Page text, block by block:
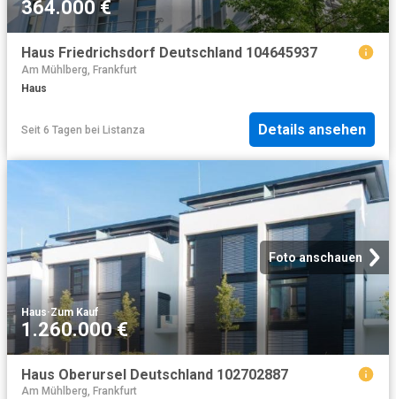
364.000 €
Haus Friedrichsdorf Deutschland 104645937
Am Mühlberg, Frankfurt
Haus
Seit 6 Tagen bei Listanza Details ansehen
Foto anschauen
Haus·Zum Kauf
1.260.000 €
Haus Oberursel Deutschland 102702887
Am Mühlberg, Frankfurt